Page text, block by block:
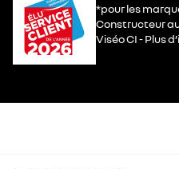
*pour les
Constructeur
Viséo CI - Plus